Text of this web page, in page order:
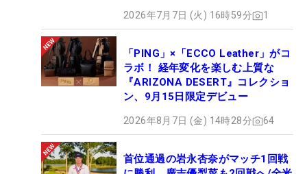
2026年7月7日 (火) 16時59分 1
「PING」×「ECCO Leather」がコ
ラボ！ 経年変化を楽しむ上質な
『ARIZONA DESERT』コレクショ
ン、9月15日限定デビュー
2026年8月7日 (金) 14時28分 64
首位通過の岩永杏奈がマッチ1回戦